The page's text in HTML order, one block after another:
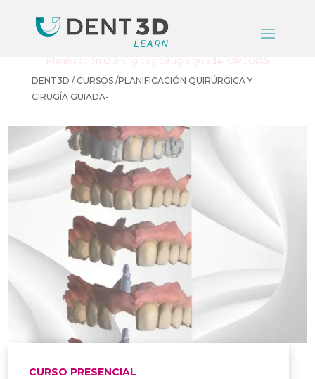
Planificación Quirúrgica y Cirugía guiada- CIRUGÍAS
DENT3D / CURSOS /PLANIFICACIÓN QUIRÚRGICA Y
CIRUGÍA GUIADA-
CURSO PRESENCIAL